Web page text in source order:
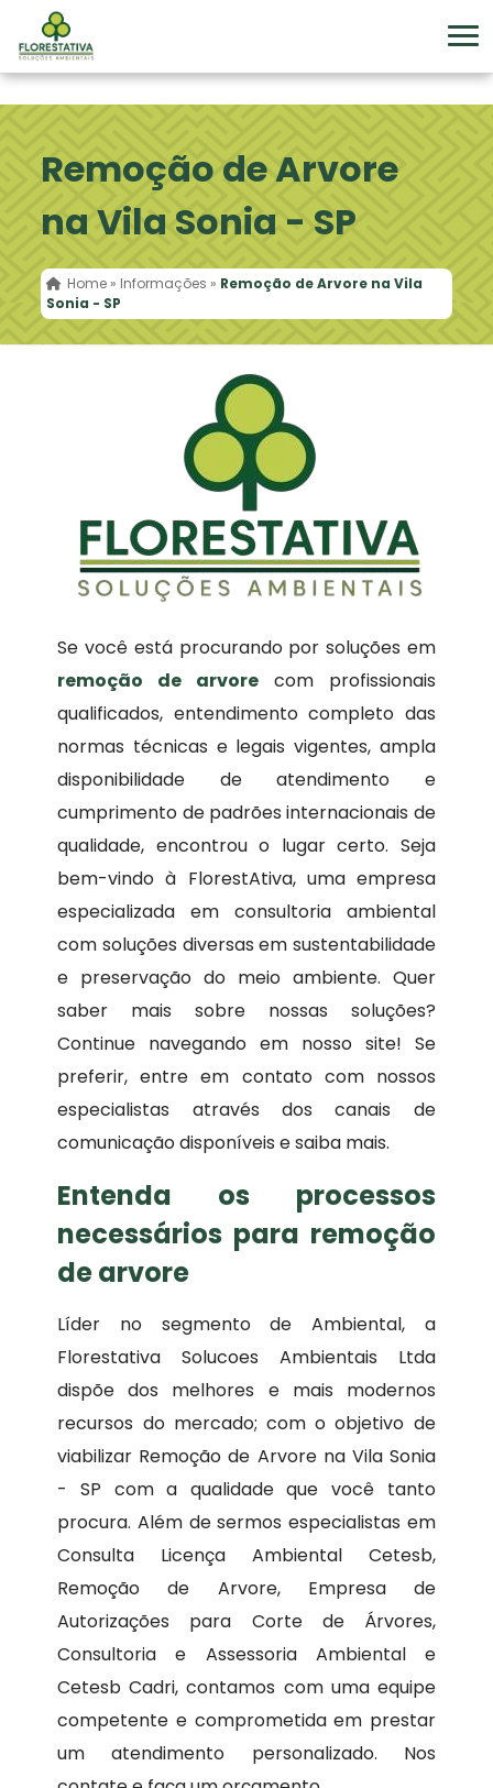
Remoção de Arvore
na Vila Sonia - SP
Home » Informações » Remoção de Arvore na Vila
Sonia - SP
Se você está procurando por soluções em
remoção de arvore com profissionais
qualificados, entendimento completo das
normas técnicas e legais vigentes, ampla
disponibilidade de atendimento e
cumprimento de padrões internacionais de
qualidade, encontrou o lugar certo. Seja
bem-vindo à FlorestAtiva, uma empresa
especializada em consultoria ambiental
com soluções diversas em sustentabilidade
e preservação do meio ambiente. Quer
saber mais sobre nossas soluções?
Continue navegando em nosso site! Se
preferir, entre em contato com nossos
especialistas através dos canais de
comunicação disponíveis e saiba mais.
Entenda os processos
necessários para remoção
de arvore
Líder no segmento de Ambiental, a
Florestativa Solucoes Ambientais Ltda
dispõe dos melhores e mais modernos
recursos do mercado; com o objetivo de
viabilizar Remoção de Arvore na Vila Sonia
- SP com a qualidade que você tanto
procura. Além de sermos especialistas em
Consulta Licença Ambiental Cetesb,
Remoção de Arvore, Empresa de
Autorizações para Corte de Árvores,
Consultoria e Assessoria Ambiental e
Cetesb Cadri, contamos com uma equipe
competente e comprometida em prestar
um atendimento personalizado. Nos